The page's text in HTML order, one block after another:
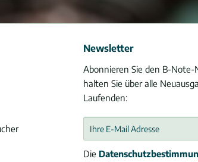
Newsletter
Abonnieren Sie den B-
halten Sie über alle
Laufenden:
Die